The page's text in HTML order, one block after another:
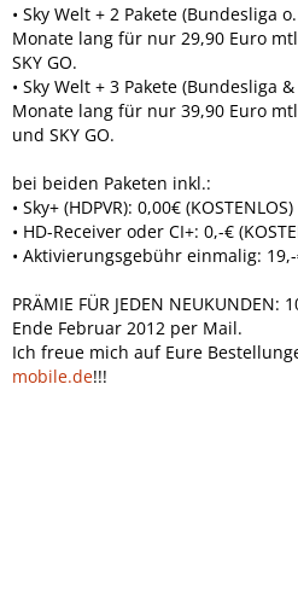
• Sky Welt + 2 Pakete (Bundesliga
Monate lang für nur 29,90 Euro
SKY GO.
• Sky Welt + 3 Pakete (Bundesliga
Monate lang für nur 39,90 Euro
und SKY GO.
bei beiden Paketen inkl.:
• Sky+ (HDPVR): 0,00€ (KOSTENLOS)
• HD-Receiver oder CI+: 0,-€
• Aktivierungsgebühr einmalig:
PRÄMIE FÜR JEDEN
Ende Februar 2012 per Mail.
Ich freue mich auf Eure
mobile.de!!!